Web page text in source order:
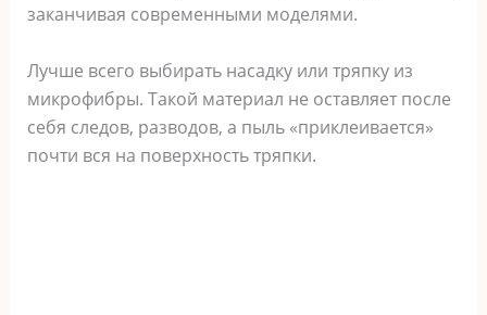
заканчивая современными моделями.
Лучше всего выбирать насадку или тряпку из
микрофибры. Такой материал не оставляет после
себя следов, разводов, а пыль «приклеивается»
почти вся на поверхность тряпки.